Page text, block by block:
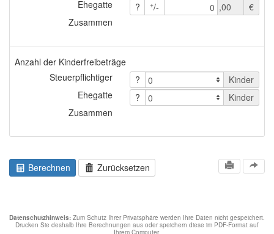
Ehegatte
? +/- 0 ,00
€
Zusammen
Anzahl der Kinderfreibeträge
Steuerpflichtiger
?
Kinder
Ehegatte
?
Kinder
Zusammen
Berechnen Zurücksetzen
Datenschutzhinweis: Zum Schutz Ihrer Privatsphäre werden Ihre Daten nicht gespeichert.
Drucken Sie deshalb Ihre Berechnungen aus oder speichern diese im PDF-Format auf
Ihrem Computer.